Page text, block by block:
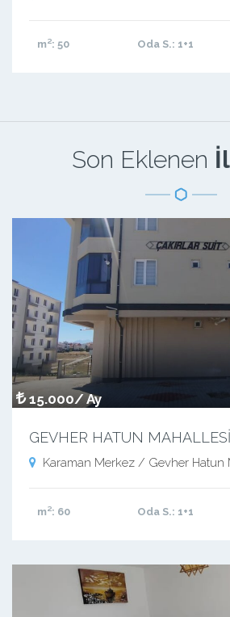
m²: 50 Oda S.: 1+1
Son Eklenen
15.000/ Ay
Karaman Merkez / Gevher Hatun
m²: 60 Oda S.: 1+1